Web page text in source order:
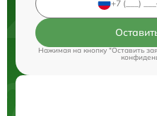
Нажимая на кнопку "Оставить